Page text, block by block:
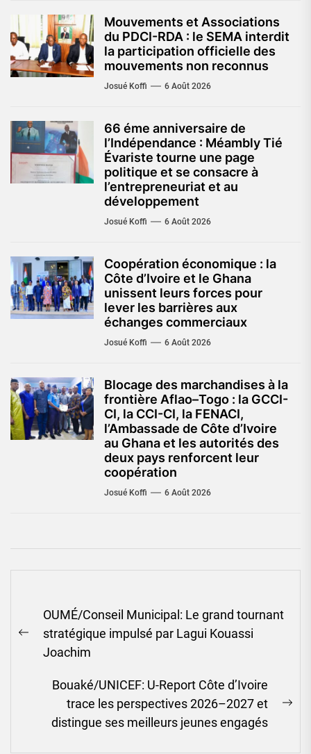
Mouvements et Associations
du PDCI-RDA : le SEMA interdit
la participation officielle des
mouvements non reconnus
Josué Koffi 6 Août 2026
66 éme anniversaire de
l’Indépendance : Méambly Tié
Évariste tourne une page
politique et se consacre à
l’entrepreneuriat et au
développement
Josué Koffi 6 Août 2026
Coopération économique : la
Côte d’Ivoire et le Ghana
unissent leurs forces pour
lever les barrières aux
échanges commerciaux
Josué Koffi 6 Août 2026
Blocage des marchandises à la
frontière Aflao–Togo : la GCCI-
CI, la CCI-CI, la FENACI,
l’Ambassade de Côte d’Ivoire
au Ghana et les autorités des
deux pays renforcent leur
coopération
Josué Koffi 6 Août 2026
Navigation
de
l’article
Previous
post:
OUMÉ/Conseil Municipal: Le grand tournant
stratégique impulsé par Lagui Kouassi
Joachim
Bouaké/UNICEF: U-Report Côte d’Ivoire
trace les perspectives 2026–2027 et
distingue ses meilleurs jeunes engagés